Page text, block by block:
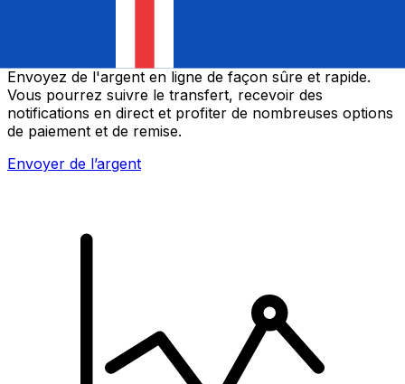
Envoyez de l'argent en ligne de façon sûre et rapide.
Vous pourrez suivre le transfert, recevoir des
notifications en direct et profiter de nombreuses options
de paiement et de remise.
Envoyer de l’argent